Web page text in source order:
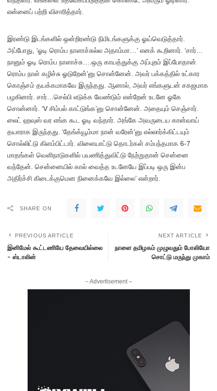
என்னைப் பற்றி விசாரித்தார்.
இரண்டு இடங்களில் ஒன்றிரண்டு நிமிடங்களுக்கு ஓய்வெடுத்தார்.
அப்போது, ‘ஓடி ரொம்ப நாளாச்சுல்ல அதாம்மா…’ எனக் கூறினார். ‘சார்…
நானும் ஓடி ரொம்ப நாளாச்சு….ஒரு காயத்துக்கு அப்புறம் இப்போதான்
ரொம்ப நாள் கழிச்சு ஓடுறேன்’னு சொன்னேன். அவர் பக்கத்தில் உட்கார
கொஞ்சம் தயக்கமாகவே இருந்தது. ஆனால், அவர் எங்களுடன் சகஜமாக
பழகினார். சார்…செல்பி எடுக்க வேண்டும் என்றேன் உடனே ஓகே
சொன்னார். ‘V சிம்பல் காட்டுங்க’னு சொன்னேன். அதையும் செஞ்சார்.
லைட் ஹவுஸ் வர எங்க கூட ஓடி வந்தார். அங்கே அவருடைய கான்வாய்
தயாராக இருந்தது. ‘தேங்க்யூம்மா நான் வரேன்’னு எல்லார்க்கிட்டயும்
சொல்லிட்டு கிளம்பிட்டார். விளையாட்டு தொடர்கள் சம்பந்தமாக 6-7
மாதங்கள் வெளிநாடுகளில் பயணித்துவிட்டு நேற்றுதான் சென்னை
வந்தேன். சென்னையில் கால் வைத்த உடனேயே இப்படி ஒரு இன்ப
அதிர்ச்சி கிடைக்குமென நினைக்கவே இல்லை’ என்றார்.
SHARE ON
PREVIOUS ARTICLE
இனிமேல் கூட்டணியே தேவையில்லை
– ஸ்டாலின்
NEXT ARTICLE
நாளை தமிழகம் முழுவதும் போலியோ
சொட்டு மருந்து முகாம்
– Advertisement –